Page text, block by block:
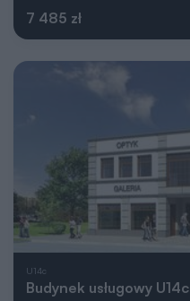
7 485 zł
U14c
Budynek usługowy U14c